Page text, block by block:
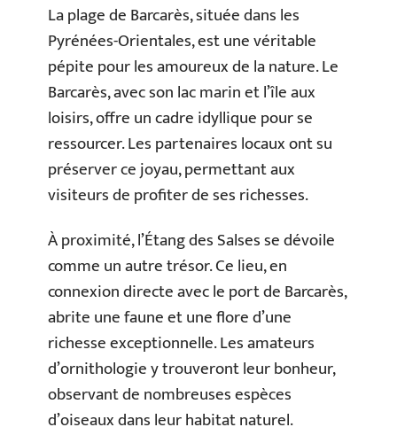
La plage de Barcarès, située dans les
Pyrénées-Orientales, est une véritable
pépite pour les amoureux de la nature. Le
Barcarès, avec son lac marin et l’île aux
loisirs, offre un cadre idyllique pour se
ressourcer. Les partenaires locaux ont su
préserver ce joyau, permettant aux
visiteurs de profiter de ses richesses.
À proximité, l’Étang des Salses se dévoile
comme un autre trésor. Ce lieu, en
connexion directe avec le port de Barcarès,
abrite une faune et une flore d’une
richesse exceptionnelle. Les amateurs
d’ornithologie y trouveront leur bonheur,
observant de nombreuses espèces
d’oiseaux dans leur habitat naturel.